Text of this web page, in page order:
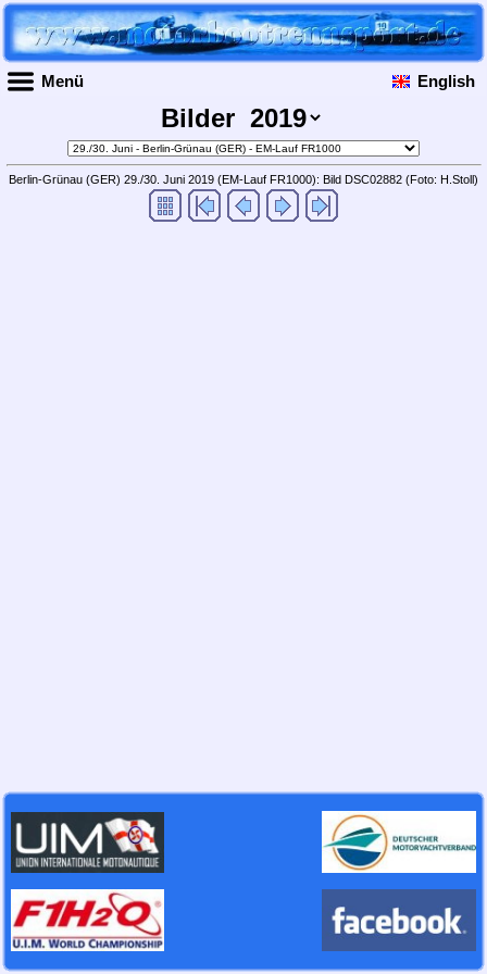
Menü English
Bilder
Berlin-Grünau (GER) 29./30. Juni 2019 (EM-Lauf FR1000): Bild DSC02882 (Foto: H.Stoll)